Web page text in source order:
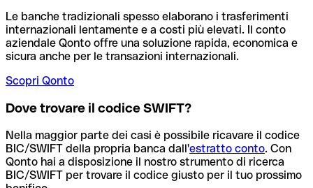
Le banche tradizionali spesso elaborano i trasferimenti
internazionali lentamente e a costi più elevati. Il conto
aziendale Qonto offre una soluzione rapida, economica e
sicura anche per le transazioni internazionali.
Scopri Qonto
Dove trovare il codice SWIFT?
Nella maggior parte dei casi è possibile ricavare il codice
BIC/SWIFT della propria banca dall'estratto conto. Con
Qonto hai a disposizione il nostro strumento di ricerca
BIC/SWIFT per trovare il codice giusto per il tuo prossimo